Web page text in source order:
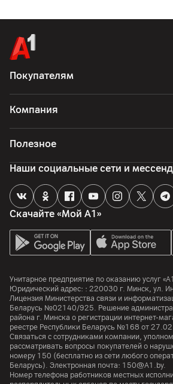
Покупателям
Компания
Полезное
Скачайте «Мой А1»
Наши социальные сети и
Унитарное предприятие по оказанию услуг
Юридический адрес: : 220030 г. Минск, ул.
Лицензия Министерства связи и
Беларусь №02140/925. Решение
района г. Минска о регистрации интернет-
реестре Республики Беларусь №168 от
Связаться с сотрудниками компании,
рассматривать вопросы покупателей о
номеру 150 (бесплатно из сети любого
Беларусь). Электронная почта: 150@A1.by.
Номер телефона работников местных